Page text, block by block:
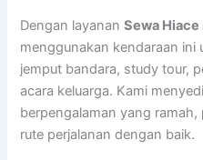
Dengan layananSewa Hiace
menggunakan kendaraan ini
jemput bandara, study tour,
acara keluarga. Kami
berpengalaman yang
rute perjalanan dengan baik.